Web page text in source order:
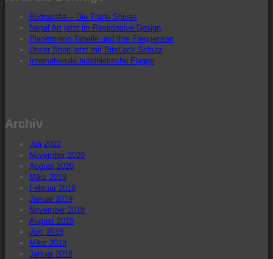
Rudraksha – Die Träne Shivas
Nepal Art jetzt im Responsive Design
Planetenton Tabelle und Ihre Frequenzen
Unser Shop jetzt mit SiteLock Schutz
Internationale buddhistische Flagge
Archiv
Juli 2022
November 2020
August 2020
März 2019
Februar 2019
Januar 2019
November 2018
August 2018
Juni 2018
März 2018
Januar 2018